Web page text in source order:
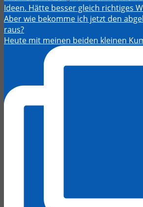
Heute mit meinen beiden kleinen